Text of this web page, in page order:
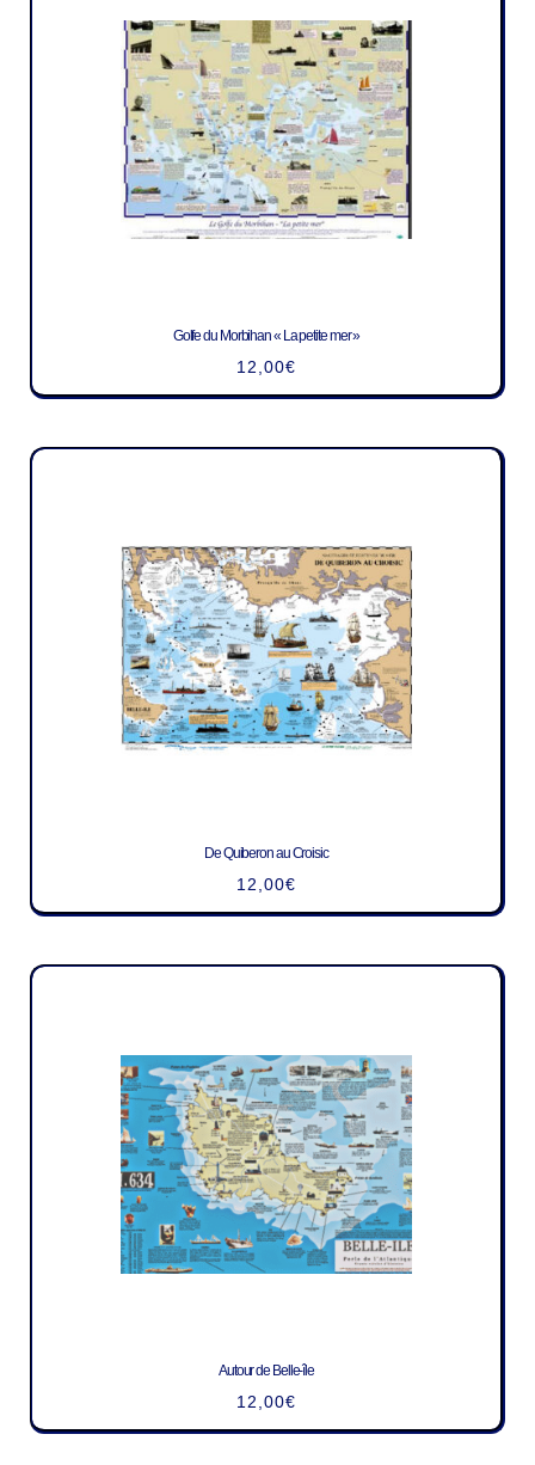
Golfe du Morbihan « La petite mer »
12,00€
De Quiberon au Croisic
12,00€
Autour de Belle-île
12,00€